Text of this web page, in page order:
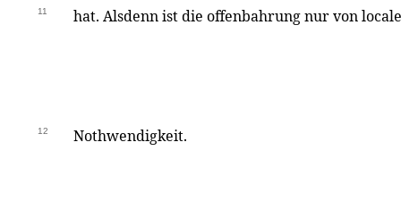
11 hat. Alsdenn ist die offenbahrung nur von
12 Nothwendigkeit.